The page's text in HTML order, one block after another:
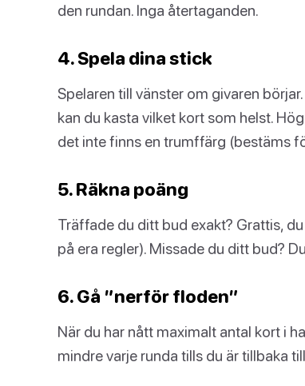
den rundan. Inga återtaganden.
4. Spela dina stick
Spelaren till vänster om givaren
kan du kasta vilket kort som helst.
det inte finns en trumffärg (bestäms
5. Räkna poäng
Träffade du ditt bud exakt? Grattis,
på era regler). Missade du ditt bud?
6. Gå ”nerför floden”
När du har nått maximalt antal kort i
mindre varje runda tills du är tillbaka